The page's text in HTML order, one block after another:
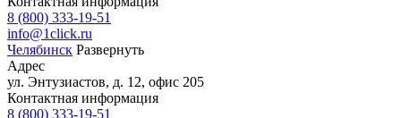
8 (800) 333-19-51
info@1click.ru
Челябинск Развернуть
Адрес
ул. Энтузиастов, д. 12, офис 205
Контактная информация
8 (800) 333-19-51